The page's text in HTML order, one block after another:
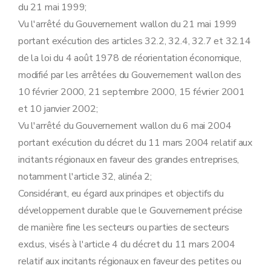
Chapitre III
Art. 43
Art. 45
Art. 46
du 21 mai 1999;
Vu l'arrêté du Gouvernement wallon du 21 mai 1999
portant exécution des articles 32.2, 32.4, 32.7 et 32.14
de la loi du 4 août 1978 de réorientation économique,
modifié par les arrêtées du Gouvernement wallon des
10 février 2000, 21 septembre 2000, 15 février 2001
et 10 janvier 2002;
Vu l'arrêté du Gouvernement wallon du 6 mai 2004
portant exécution du décret du 11 mars 2004 relatif aux
incitants régionaux en faveur des grandes entreprises,
notamment l'article 32, alinéa 2;
Considérant, eu égard aux principes et objectifs du
développement durable que le Gouvernement précise
de manière fine les secteurs ou parties de secteurs
exclus, visés à l'article 4 du décret du 11 mars 2004
relatif aux incitants régionaux en faveur des petites ou